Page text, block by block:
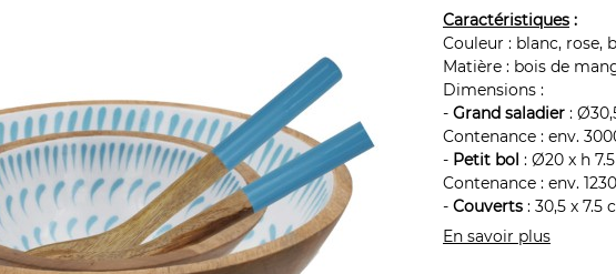
Caractéristiques :
Couleur : blanc, rose,
Matière : bois de
Dimensions :
- Grand saladier :
Contenance : env.
- Petit bol : Ø20 x h
Contenance : env.
- Couverts : 30,5 x 7.5
En savoir plus